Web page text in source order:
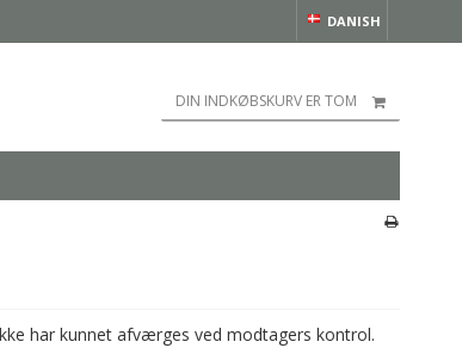
DANISH
DIN INDKØBSKURV ER TOM
har kunnet afværges ved modtagers kontrol.